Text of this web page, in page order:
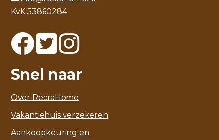
KvK 53860284
Snel naar
Over RecraHome
Vakantiehuis verzekeren
Aankoopkeuring en